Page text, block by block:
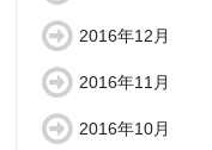
2016年12月
2016年11月
2016年10月